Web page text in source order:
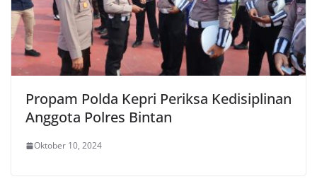
Propam Polda Kepri Periksa Kedisiplinan
Anggota Polres Bintan
Oktober 10, 2024